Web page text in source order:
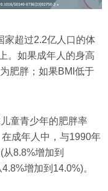
家超过2.2亿人口的体
。如果成年人的身高
肥胖；如果BMI低于
童青少年的肥胖率
成年人中，与1990年
8.8%增加到
增加到14.0%)。